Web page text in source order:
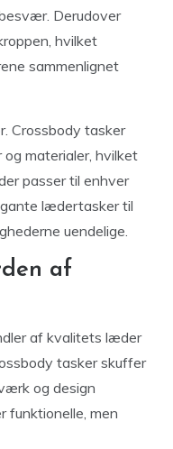
Derudover
hvilket
sammenlignet
Crossbody tasker
materialer, hvilket
passer til enhver
lædertasker til
uendelige.
af
af kvalitets læder
tasker skuffer
og design
funktionelle, men